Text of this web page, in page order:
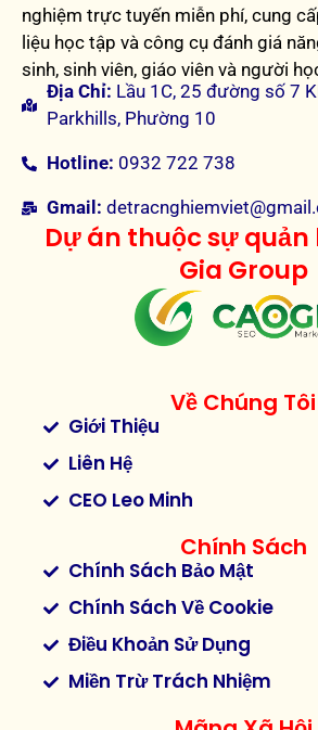
nghiệm trực tuyến miễn phí, cung
liệu học tập và công cụ đánh giá
sinh, sinh viên, giáo viên và người
Địa Chỉ: Lầu 1C, 25 đường số 7
Parkhills, Phường 10
Hotline: 0932 722 738
Gmail:
Dự án thuộc sự quản
Gia Group
Về Chúng Tôi
Giới Thiệu
Liên Hệ
CEO Leo Minh
Chính Sách
Chính Sách Bảo Mật
Chính Sách Về Cookie
Điều Khoản Sử Dụng
Miền Trừ Trách Nhiệm